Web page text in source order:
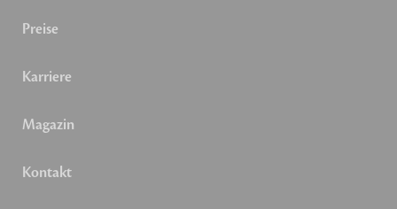
Preise
Karriere
Magazin
Kontakt